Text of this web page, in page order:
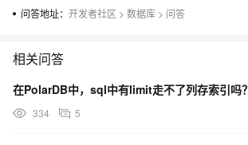
问答地址： 开发者社区 > 数据库 > 问答
相关问答
在PolarDB中，sql中有limit走不了列存索引吗？
334 5